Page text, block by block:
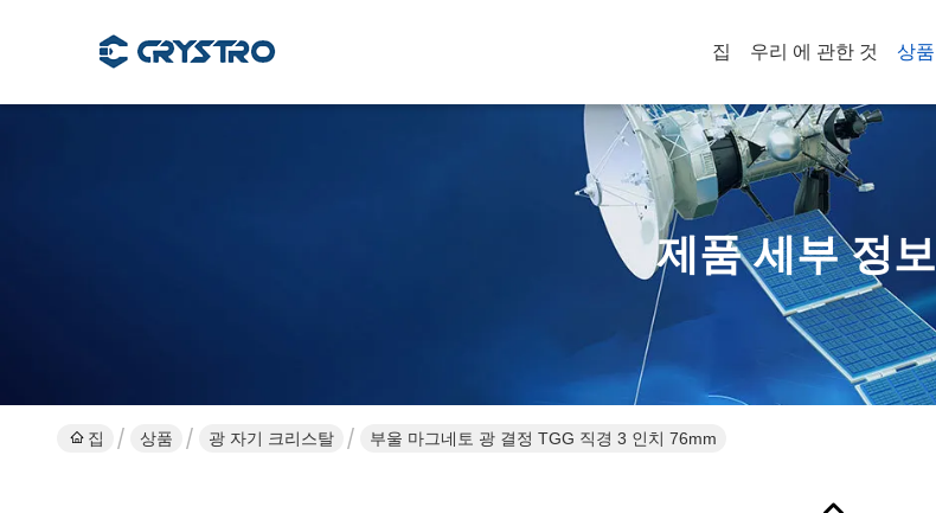
집 우리 에 관한 것 상품
제품 세부 정보
집 상품 광 자기 크리스탈 부울 마그네토 광 결정 TGG 직경 3 인치 76mm